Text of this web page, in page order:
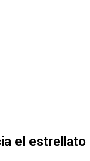
el estrellato